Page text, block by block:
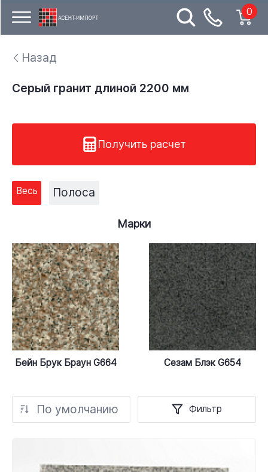
0
Назад
Серый гранит длиной 2200 мм
Получить расчет
Весь Полоса
Марки
Бейн Брук Браун G664 Сезам Блэк G654
По умолчанию Фильтр